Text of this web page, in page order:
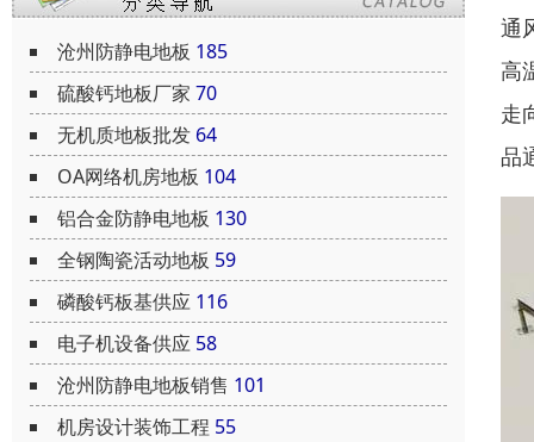
沧州防静电地板 185
硫酸钙地板厂家 70
无机质地板批发 64
OA网络机房地板 104
铝合金防静电地板 130
全钢陶瓷活动地板 59
磷酸钙板基供应 116
电子机设备供应 58
沧州防静电地板销售 101
机房设计装饰工程 55
通
高
走
品